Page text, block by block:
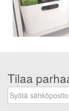
Tilaa